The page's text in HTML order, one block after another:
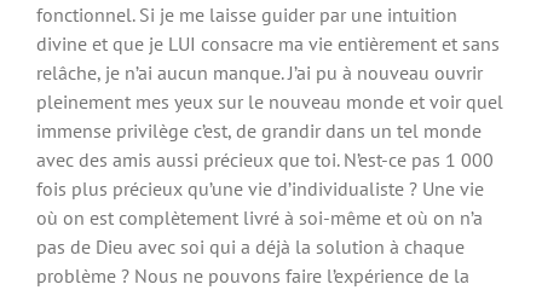
fonctionnel. Si je me laisse guider par une intuition
divine et que je LUI consacre ma vie entièrement et sans
relâche, je n’ai aucun manque. J’ai pu à nouveau ouvrir
pleinement mes yeux sur le nouveau monde et voir quel
immense privilège c’est, de grandir dans un tel monde
avec des amis aussi précieux que toi. N’est-ce pas 1 000
fois plus précieux qu’une vie d’individualiste ? Une vie
où on est complètement livré à soi-même et où on n’a
pas de Dieu avec soi qui a déjà la solution à chaque
problème ? Nous ne pouvons faire l’expérience de la